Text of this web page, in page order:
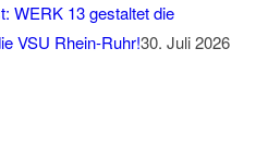
WERK 13 gestaltet die
VSU Rhein-Ruhr!30. Juli 2026